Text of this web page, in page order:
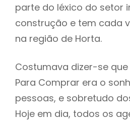
parte do léxico do setor
construção e tem cada
na região de Horta.
Costumava dizer-se
Para Comprar era o
pessoas, e sobretudo
Hoje em dia, todos os